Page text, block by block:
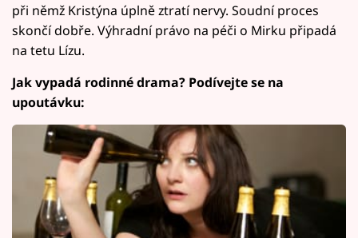
při němž Kristýna úplně ztratí nervy. Soudní proces
skončí dobře. Výhradní právo na péči o Mirku připadá
na tetu Lízu.
Jak vypadá rodinné drama? Podívejte se na
upoutávku: